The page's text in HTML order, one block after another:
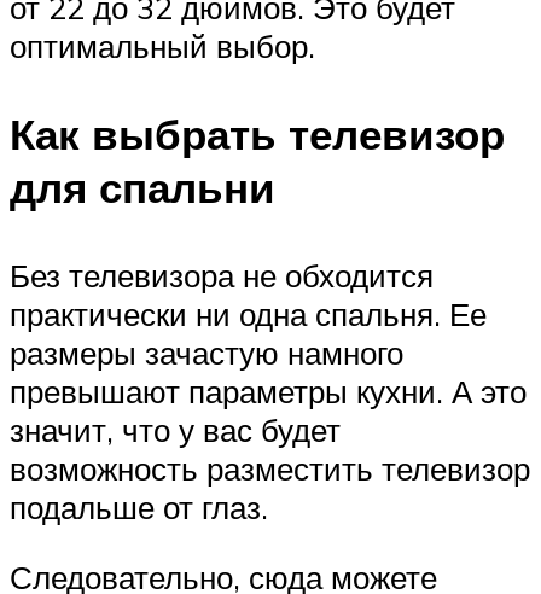
оптимальный выбор.
Как выбрать телевизор
для спальни
Без телевизора не обходится
практически ни одна спальня. Ее
размеры зачастую намного
превышают параметры кухни. А это
значит, что у вас будет
возможность разместить телевизор
подальше от глаз.
Следовательно, сюда можете